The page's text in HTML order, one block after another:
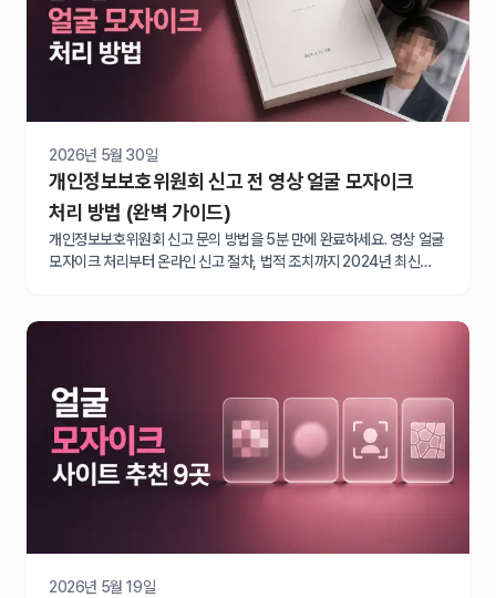
2026년 5월 30일
개인정보보호위원회 신고 전 영상 얼굴 모자이크
처리 방법 (완벽 가이드)
개인정보보호위원회 신고 문의 방법을 5분 만에 완료하세요. 영상 얼굴
모자이크 처리부터 온라인 신고 절차, 법적 조치까지 2024년 최신
2026년 5월 19일